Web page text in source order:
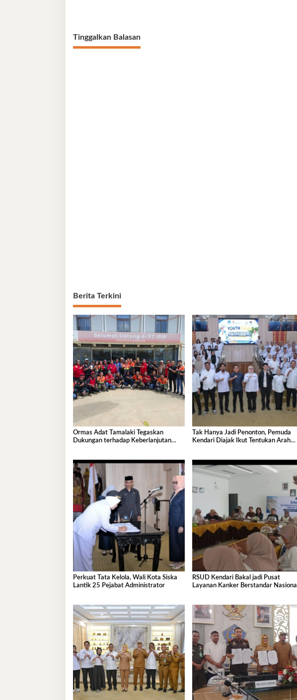
Tinggalkan Balasan
Berita Terkini
Ormas Adat Tamalaki Tegaskan
Dukungan terhadap Keberlanjutan
Tak Hanya Jadi Penonton, Pemuda
Kendari Diajak Ikut Tentukan Arah
Perkuat Tata Kelola, Wali Kota Siska
Lantik 25 Pejabat Administrator
RSUD Kendari Bakal jadi Pusat
Layanan Kanker Berstandar Nasional